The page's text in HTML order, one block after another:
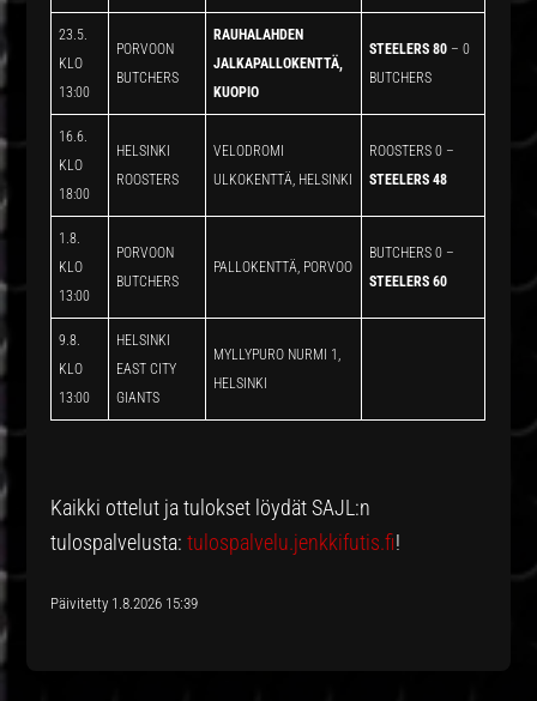
23.5.
KLO
13:00
PORVOON
BUTCHERS
RAUHALAHDEN
JALKAPALLOKENTTÄ,
KUOPIO
STEELERS 80 – 0
BUTCHERS
16.6.
KLO
18:00
HELSINKI
ROOSTERS
VELODROMI
ULKOKENTTÄ, HELSINKI
ROOSTERS 0 –
STEELERS 48
1.8.
KLO
13:00
PORVOON
BUTCHERS
PALLOKENTTÄ, PORVOO
BUTCHERS 0 –
STEELERS 60
9.8.
KLO
13:00
HELSINKI
EAST CITY
GIANTS
MYLLYPURO NURMI 1,
HELSINKI
Kaikki ottelut ja tulokset löydät SAJL:n
tulospalvelusta:tulospalvelu.jenkkifutis.fi!
Päivitetty 1.8.2026 15:39